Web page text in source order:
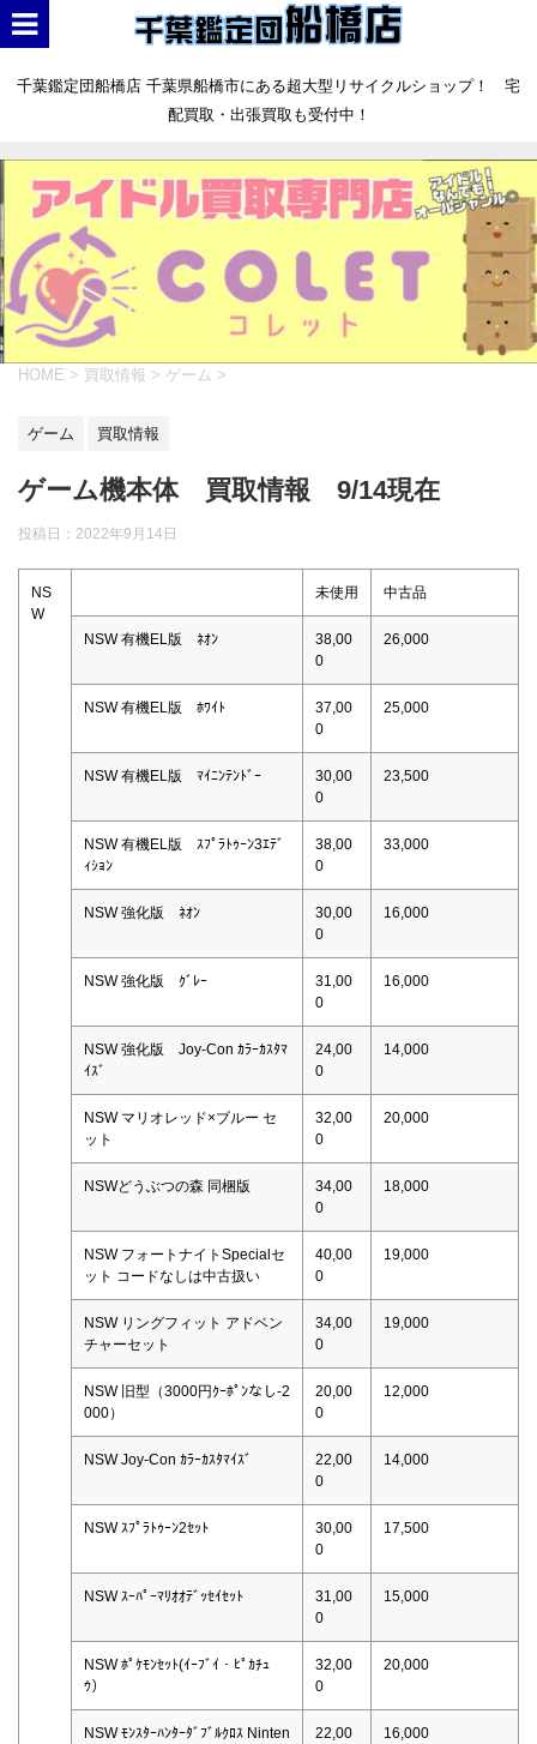
千葉鑑定団船橋店 千葉県船橋市にある超大型リサイクルショップ！ 宅
配買取・出張買取も受付中！
HOME > 買取情報 > ゲーム >
ゲーム 買取情報
ゲーム機本体 買取情報 9/14現在
投稿日： 2022年9月14日
NS
W
未使用 中古品
NSW 有機EL版 ﾈｵﾝ
38,00
0
26,000
NSW 有機EL版 ﾎﾜｲﾄ
37,00
0
25,000
NSW 有機EL版 ﾏｲﾆﾝﾃﾝﾄﾞｰ
30,00
0
23,500
NSW 有機EL版 ｽﾌﾟﾗﾄｩｰﾝ3ｴﾃﾞ
ｨｼｮﾝ
38,00
0
33,000
NSW 強化版 ﾈｵﾝ
30,00
0
16,000
NSW 強化版 ｸﾞﾚｰ
31,00
0
16,000
NSW 強化版 Joy-Con ｶﾗｰｶｽﾀﾏ
ｲｽﾞ
24,00
0
14,000
NSW マリオレッド×ブルー セ
ット
32,00
0
20,000
NSWどうぶつの森 同梱版
34,00
0
18,000
NSW フォートナイトSpecialセ
ット コードなしは中古扱い
40,00
0
19,000
NSW リングフィット アドベン
チャーセット
34,00
0
19,000
NSW 旧型（3000円ｸｰﾎﾟﾝなし-2
000）
20,00
0
12,000
NSW Joy-Con ｶﾗｰｶｽﾀﾏｲｽﾞ
22,00
0
14,000
NSW ｽﾌﾟﾗﾄｩｰﾝ2ｾｯﾄ
30,00
0
17,500
NSW ｽｰﾊﾟｰﾏﾘｵｵﾃﾞｯｾｲｾｯﾄ
31,00
0
15,000
NSW ﾎﾟｹﾓﾝｾｯﾄ(ｲｰﾌﾞｲ・ﾋﾟｶﾁｭ
ｳ）
32,00
0
20,000
NSW ﾓﾝｽﾀｰﾊﾝﾀｰﾀﾞﾌﾞﾙｸﾛｽ Ninten
22,00
16,000